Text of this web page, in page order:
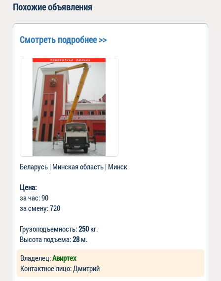
Похожие объявления
Смотреть подробнее >>
Беларусь | Минская область | Минск
Цена:
за час: 90
за смену: 720
Грузоподъемность:250кг.
Высота подъема:28м.
Владелец:Авиртех
Контактное лицо: Дмитрий